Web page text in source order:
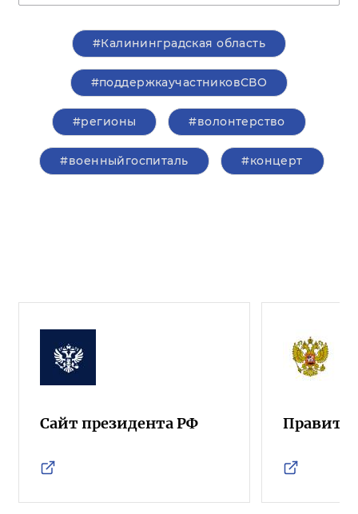
#Калининградская область
#поддержкаучастниковСВО
#регионы #волонтерство
#военныйгоспиталь #концерт
Сайт президента РФ